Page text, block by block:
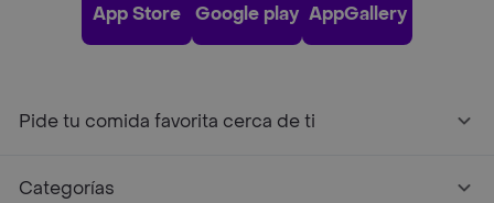
App Store Google play AppGallery
Pide tu comida favorita cerca de ti
Categorías